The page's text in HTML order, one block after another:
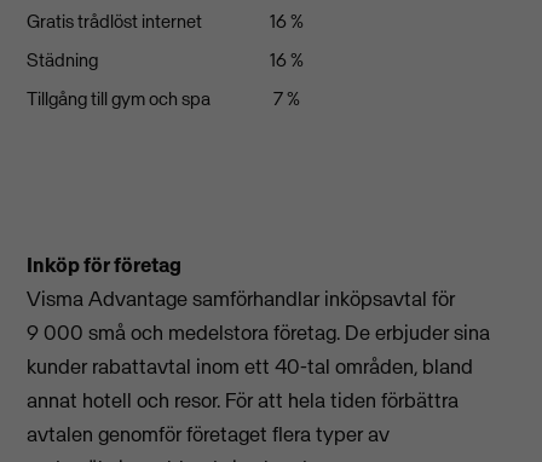
Gratis trådlöst internet
16 %
Städning
16 %
Tillgång till gym och spa
7 %
Inköp för företag
Visma Advantage samförhandlar inköpsavtal för
9 000 små och medelstora företag. De erbjuder sina
kunder rabattavtal inom ett 40-tal områden, bland
annat hotell och resor. För att hela tiden förbättra
avtalen genomför företaget flera typer av